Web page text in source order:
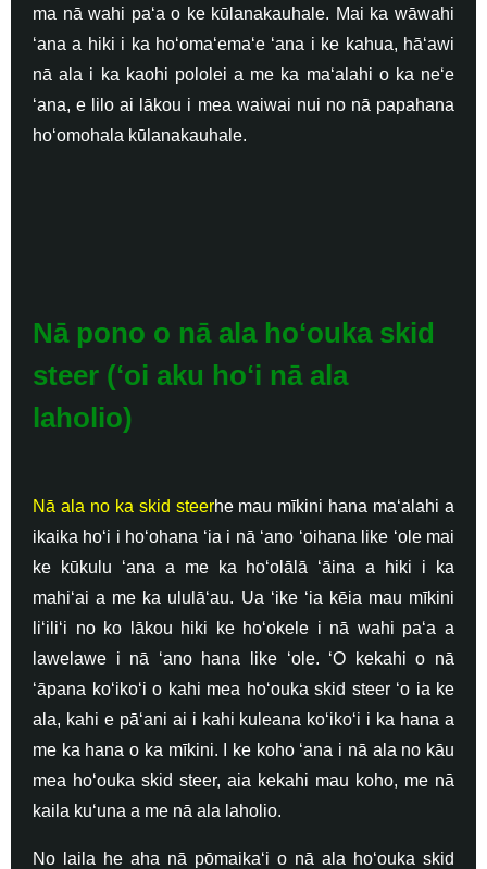
ma nā wahi paʻa o ke kūlanakauhale. Mai ka wāwahi
ʻana a hiki i ka hoʻomaʻemaʻe ʻana i ke kahua, hāʻawi
nā ala i ka kaohi pololei a me ka maʻalahi o ka neʻe
ʻana, e lilo ai lākou i mea waiwai nui no nā papahana
hoʻomohala kūlanakauhale.
Nā pono o nā ala hoʻouka skid
steer (ʻoi aku hoʻi nā ala
laholio)
Nā ala no ka skid steerhe mau mīkini hana maʻalahi a
ikaika hoʻi i hoʻohana ʻia i nā ʻano ʻoihana like ʻole mai
ke kūkulu ʻana a me ka hoʻolālā ʻāina a hiki i ka
mahiʻai a me ka ululāʻau. Ua ʻike ʻia kēia mau mīkini
liʻiliʻi no ko lākou hiki ke hoʻokele i nā wahi paʻa a
lawelawe i nā ʻano hana like ʻole. ʻO kekahi o nā
ʻāpana koʻikoʻi o kahi mea hoʻouka skid steer ʻo ia ke
ala, kahi e pāʻani ai i kahi kuleana koʻikoʻi i ka hana a
me ka hana o ka mīkini. I ke koho ʻana i nā ala no kāu
mea hoʻouka skid steer, aia kekahi mau koho, me nā
kaila kuʻuna a me nā ala laholio.
No laila he aha nā pōmaikaʻi o nā ala hoʻouka skid